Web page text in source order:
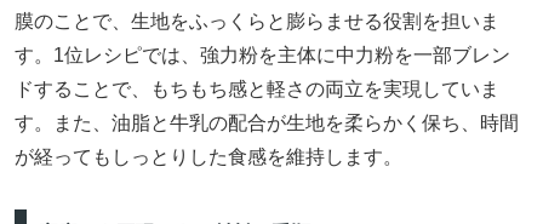
膜のことで、生地をふっくらと膨らませる役割を担いま
す。1位レシピでは、強力粉を主体に中力粉を一部ブレン
ドすることで、もちもち感と軽さの両立を実現していま
す。また、油脂と牛乳の配合が生地を柔らかく保ち、時間
が経ってもしっとりした食感を維持します。